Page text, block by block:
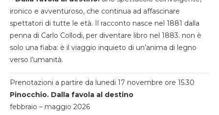
ironico e avventuroso, che continua ad affascinare
spettatori di tutte le età. Il racconto nasce nel 1881 dalla
penna di Carlo Collodi, per diventare libro nel 1883. non è
solo una fiaba: è il viaggio inquieto di un’anima di legno
verso l’umanità.
Prenotazioni a partire da lunedi 17 novembre ore 15.30
Pinocchio. Dalla favola al destino
febbraio – maggio 2026